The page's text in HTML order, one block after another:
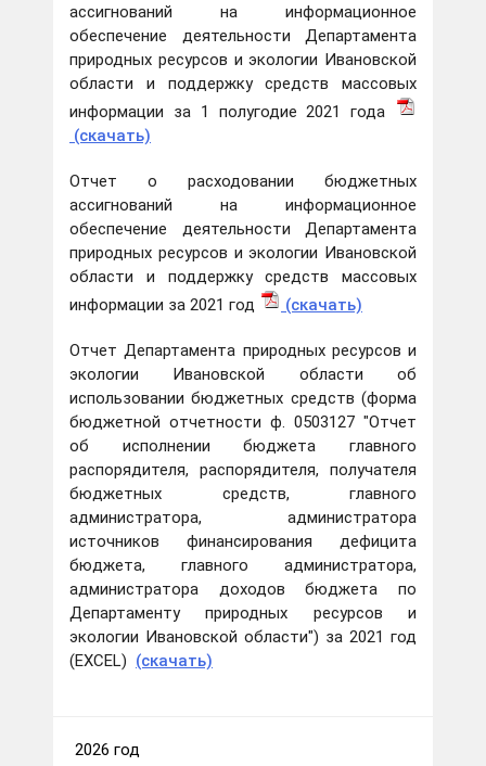
ассигнований на информационное
обеспечение деятельности Департамента
природных ресурсов и экологии Ивановской
области и поддержку средств массовых
информации за 1 полугодие 2021 года
(скачать)
Отчет о расходовании бюджетных
ассигнований на информационное
обеспечение деятельности Департамента
природных ресурсов и экологии Ивановской
области и поддержку средств массовых
информации за 2021 год
(скачать)
Отчет Департамента природных ресурсов и
экологии Ивановской области об
использовании бюджетных средств (форма
бюджетной отчетности ф. 0503127 "Отчет
об исполнении бюджета главного
распорядителя, распорядителя, получателя
бюджетных средств, главного
администратора, администратора
источников финансирования дефицита
бюджета, главного администратора,
администратора доходов бюджета по
Департаменту природных ресурсов и
экологии Ивановской области") за 2021 год
(EXCEL) (скачать)
2026 год